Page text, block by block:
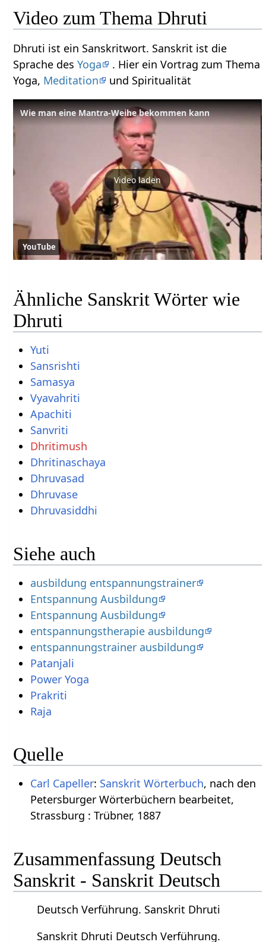
Video zum Thema Dhruti
Dhruti ist ein Sanskritwort. Sanskrit ist die
Sprache desYoga
. Hier ein Vortrag zum Thema
Yoga, Meditation und Spiritualität
Wie man eine Mantra-Weihe bekommen kann
Video laden
YouTube
Ähnliche Sanskrit Wörter wie
Dhruti
Yuti
Sansrishti
Samasya
Vyavahriti
Apachiti
Sanvriti
Dhritimush
Dhritinaschaya
Dhruvasad
Dhruvase
Dhruvasiddhi
Siehe auch
ausbildung entspannungstrainer
Entspannung Ausbildung
Entspannung Ausbildung
entspannungstherapie ausbildung
entspannungstrainer ausbildung
Patanjali
Power Yoga
Prakriti
Raja
Quelle
Carl Capeller: Sanskrit Wörterbuch, nach den
Petersburger Wörterbüchern bearbeitet,
Strassburg : Trübner, 1887
Zusammenfassung Deutsch
Sanskrit - Sanskrit Deutsch
Deutsch Verführung. Sanskrit Dhruti
Sanskrit Dhruti Deutsch Verführung.